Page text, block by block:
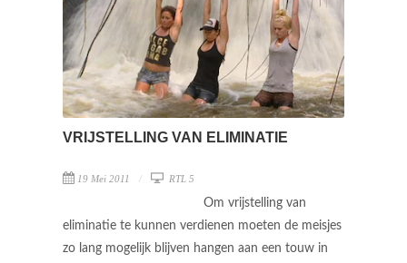
VRIJSTELLING VAN ELIMINATIE
19 Mei 2011 RTL 5
Om vrijstelling van
eliminatie te kunnen verdienen moeten de meisjes
zo lang mogelijk blijven hangen aan een touw in